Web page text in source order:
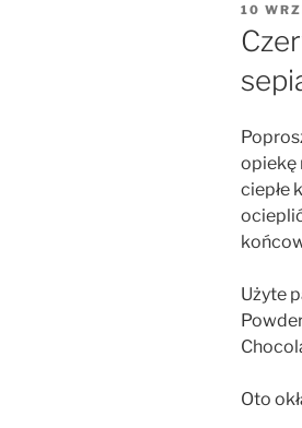
W
10
opiekę
ciepłe
Użyte
Oto